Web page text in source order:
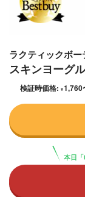
ラクティックボー
スキンヨーグ
検証時価格: ¥1,760
本日